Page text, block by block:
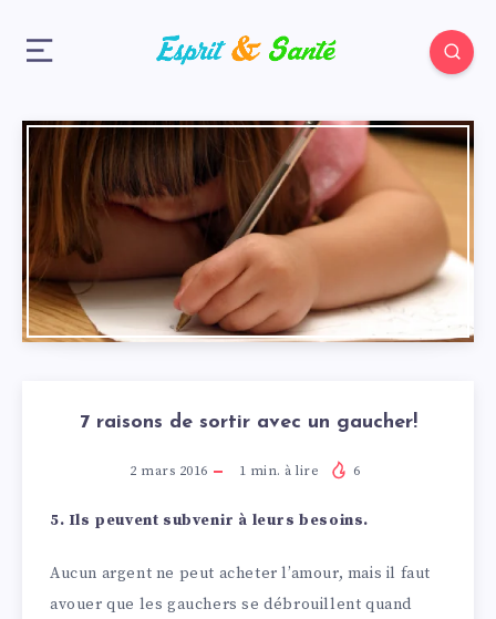
7 raisons de sortir avec un gaucher!
2 mars 2016 1 min. à lire 6
5. Ils peuvent subvenir à leurs besoins.
Aucun argent ne peut acheter l’amour, mais il faut
avouer que les gauchers se débrouillent quand